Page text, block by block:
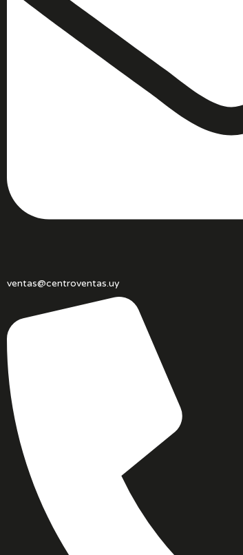
ventas@centroventas.uy